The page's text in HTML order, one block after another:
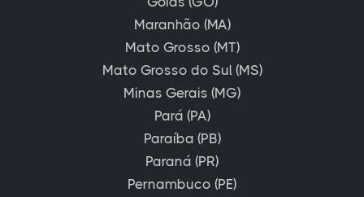
Maranhão (MA)
Mato Grosso (MT)
Mato Grosso do Sul (MS)
Minas Gerais (MG)
Pará (PA)
Paraíba (PB)
Paraná (PR)
Pernambuco (PE)